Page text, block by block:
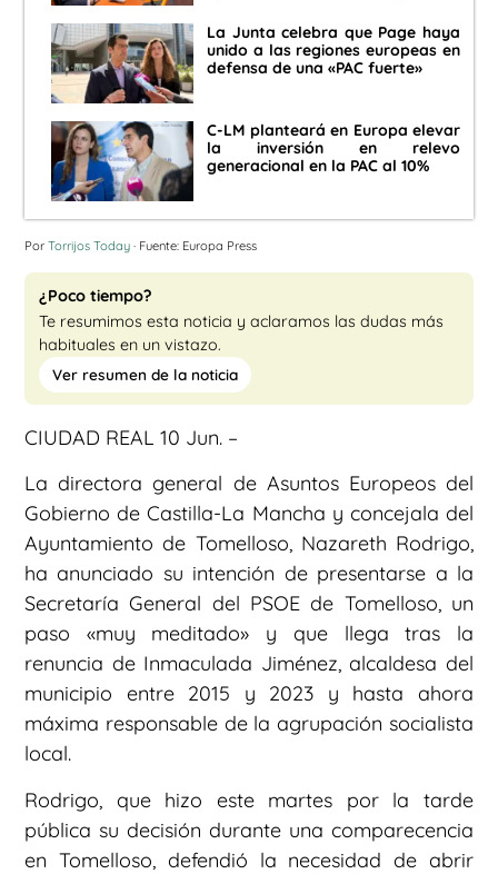
La Junta celebra que Page haya
unido a las regiones europeas en
defensa de una «PAC fuerte»
C-LM planteará en Europa elevar
la inversión en relevo
generacional en la PAC al 10%
Por Torrijos Today · Fuente: Europa Press
¿Poco tiempo?
Te resumimos esta noticia y aclaramos las dudas más
habituales en un vistazo.
Ver resumen de la noticia
CIUDAD REAL 10 Jun. –
La directora general de Asuntos Europeos del
Gobierno de Castilla-La Mancha y concejala del
Ayuntamiento de Tomelloso, Nazareth Rodrigo,
ha anunciado su intención de presentarse a la
Secretaría General del PSOE de Tomelloso, un
paso «muy meditado» y que llega tras la
renuncia de Inmaculada Jiménez, alcaldesa del
municipio entre 2015 y 2023 y hasta ahora
máxima responsable de la agrupación socialista
local.
Rodrigo, que hizo este martes por la tarde
pública su decisión durante una comparecencia
en Tomelloso, defendió la necesidad de abrir